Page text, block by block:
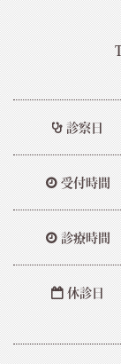
診察日
受付時間
診療時間
休診日